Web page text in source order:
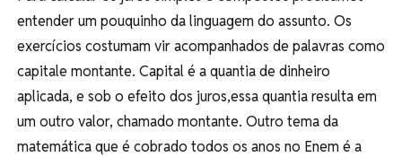
entender um pouquinho da linguagem do assunto. Os
exercícios costumam vir acompanhados de palavras como
capitale montante. Capital é a quantia de dinheiro
aplicada, e sob o efeito dos juros,essa quantia resulta em
um outro valor, chamado montante. Outro tema da
matemática que é cobrado todos os anos no Enem é a